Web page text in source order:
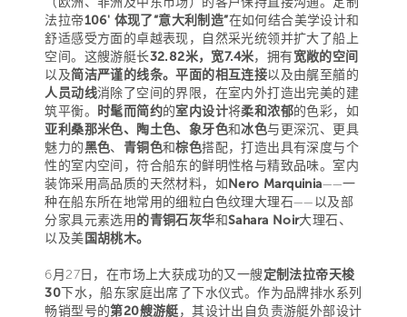
法拉帝106' 体现了“意大利制造”在如何结合美学设计和
舒适感受方面的卓越表现，自然采光统领并扩大了船上
空间。这艘游艇长32.82米，宽7.4米，拥有宽敞的空间
以及简洁严谨的线条。平面的相互连接以及由艉至艏的
人员动线消除了空间的界限，在室内外打造出完美的建
筑平衡。
时髦而简约的室内设计将柔和浓郁的色彩，如
亚利桑那米色、陶土色、象牙色和冰色与更深沉、更具
魅力的黑色、 青铜色和棕色搭配，打造出具有深度与个
性的室内空间，符合船东的鲜明性格与精致品味。室内
装饰采用高品质的天然材料，如Nero Marquinia——一
种在船东所在地常用的细粒白色纹理大理石——以及部
分家具元素选用的青铜石灰华和Sahara Noir大理石、
以及美国胡桃木。
6月27日，在市场上大获成功的又一艘定制法拉帝天梭
30下水，船东家庭出席了下水仪式。作为品牌排水系列
畅销型号的第20艘游艇，其设计出自负责游艇外部设计